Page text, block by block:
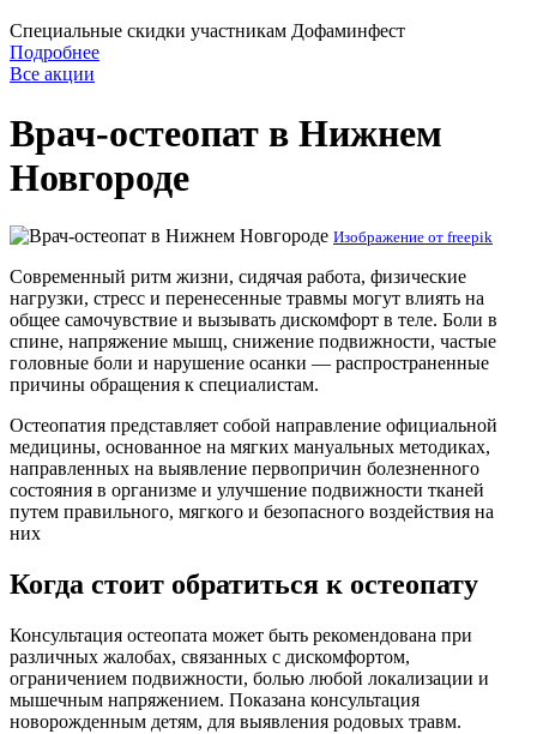
Специальные скидки участникам Дофаминфест
Подробнее
Все акции
Врач-остеопат в Нижнем
Новгороде
Изображение от freepik
Современный ритм жизни, сидячая работа, физические
нагрузки, стресс и перенесенные травмы могут влиять на
общее самочувствие и вызывать дискомфорт в теле. Боли в
спине, напряжение мышц, снижение подвижности, частые
головные боли и нарушение осанки — распространенные
причины обращения к специалистам.
Остеопатия представляет собой направление официальной
медицины, основанное на мягких мануальных методиках,
направленных на выявление первопричин болезненного
состояния в организме и улучшение подвижности тканей
путем правильного, мягкого и безопасного воздействия на
них
Когда стоит обратиться к остеопату
Консультация остеопата может быть рекомендована при
различных жалобах, связанных с дискомфортом,
ограничением подвижности, болью любой локализации и
мышечным напряжением. Показана консультация
новорожденным детям, для выявления родовых травм.